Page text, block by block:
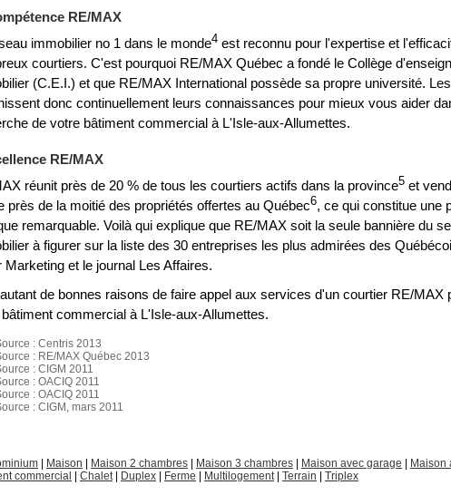
RE/MAX
immobilier no 1 dans le monde4 est reconnu pour l'expertise et
courtiers. C'est pourquoi RE/MAX Québec a fondé le Collège
(C.E.I.) et que RE/MAX International possède sa propre université.
donc continuellement leurs connaissances pour mieux vous aider
de votre bâtiment commercial à L'Isle-aux-Allumettes.
RE/MAX
réunit près de 20 % de tous les courtiers actifs dans la province5 et
près de la moitié des propriétés offertes au Québec6, ce qui constitue une
remarquable. Voilà qui explique que RE/MAX soit la seule bannière du
à figurer sur la liste des 30 entreprises les plus admirées des
Marketing et le journal Les Affaires.
de bonnes raisons de faire appel aux services d'un courtier RE/MAX
commercial à L'Isle-aux-Allumettes.
: Centris 2013
: RE/MAX Québec 2013
: CIGM 2011
: OACIQ 2011
: OACIQ 2011
: CIGM, mars 2011
Maison Maison 2 chambres Maison 3 chambres Maison avec garage Maison
commercial
Chalet| Duplex Ferme Multilogement| Terrain Triplex